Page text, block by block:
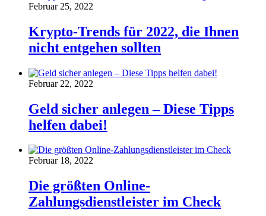
Februar 25, 2022
Krypto-Trends für 2022, die Ihnen
nicht entgehen sollten
Februar 22, 2022
Geld sicher anlegen – Diese Tipps
helfen dabei!
Februar 18, 2022
Die größten Online-
Zahlungsdienstleister im Check